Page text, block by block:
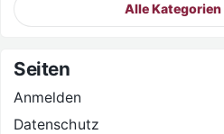
Alle Kategorien
Seiten
Anmelden
Datenschutz